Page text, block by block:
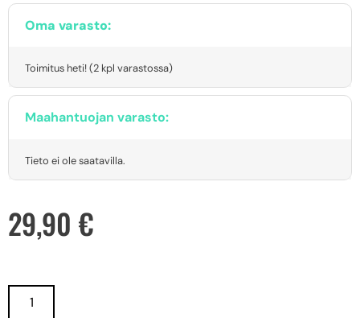
Oma varasto:
Toimitus heti! (2 kpl varastossa)
Maahantuojan varasto:
Tieto ei ole saatavilla.
29,90 €